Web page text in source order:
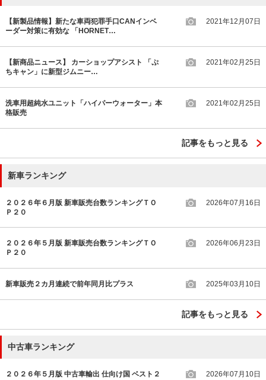
【新製品情報】新たな車両犯罪手口CANインベ
ーダー対策に有効な 「HORNET…
2021年12月07日
【新商品ニュース】 カーショップアシスト 「ぷ
ちキャン」に新型ジムニー…
2021年02月25日
洗車用超純水ユニット「ハイパーウォーター」本
格販売
2021年02月25日
記事をもっと見る
新車ランキング
２０２６年６月版 新車販売台数ランキングＴＯ
Ｐ２０
2026年07月16日
２０２６年５月版 新車販売台数ランキングＴＯ
Ｐ２０
2026年06月23日
新車販売２カ月連続で前年同月比プラス 2025年03月10日
記事をもっと見る
中古車ランキング
２０２６年５月版 中古車輸出 仕向け国 ベスト２
2026年07月10日